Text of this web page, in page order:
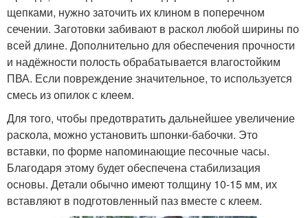
щепками, нужно заточить их клином в поперечном
сечении. Заготовки забивают в раскол любой ширины по
всей длине. Дополнительно для обеспечения прочности
и надёжности полость обрабатывается влагостойким
ПВА. Если повреждение значительное, то используется
смесь из опилок с клеем.
Для того, чтобы предотвратить дальнейшее увеличение
раскола, можно установить шпонки-бабочки. Это
вставки, по форме напоминающие песочные часы.
Благодаря этому будет обеспечена стабилизация
основы. Детали обычно имеют толщину 10-15 мм, их
вставляют в подготовленный паз вместе с клеем.